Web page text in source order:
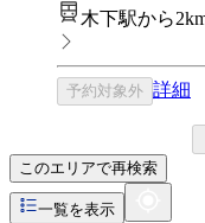
木下駅から
予約対象外 詳細
このエリアで再検索
一覧を表示